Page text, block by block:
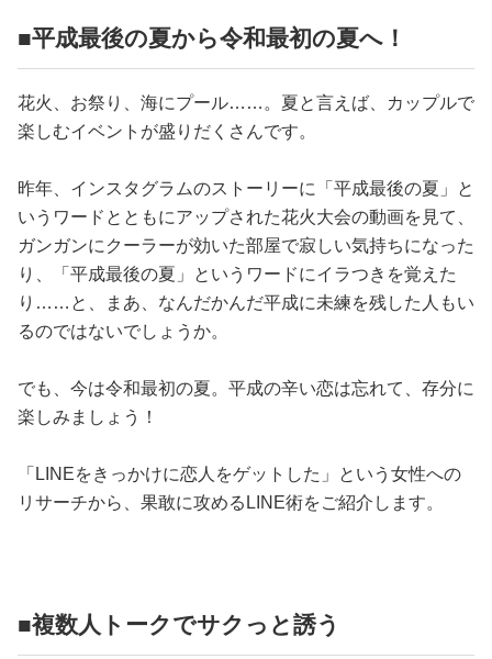
ゲーム
■平成最後の夏から令和最初の夏へ！
花火、お祭り、海にプール……。夏と言えば、カップルで
楽しむイベントが盛りだくさんです。
昨年、インスタグラムのストーリーに「平成最後の夏」と
いうワードとともにアップされた花火大会の動画を見て、
ガンガンにクーラーが効いた部屋で寂しい気持ちになった
り、「平成最後の夏」というワードにイラつきを覚えた
り……と、まあ、なんだかんだ平成に未練を残した人もい
るのではないでしょうか。
でも、今は令和最初の夏。平成の辛い恋は忘れて、存分に
楽しみましょう！
「LINEをきっかけに恋人をゲットした」という女性への
リサーチから、果敢に攻めるLINE術をご紹介します。
■複数人トークでサクっと誘う